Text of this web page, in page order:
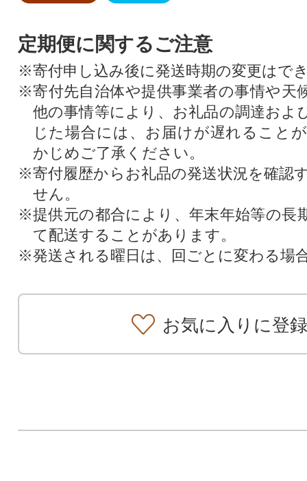
定期便に関するご注意
※寄付申し込み後に発送時期の変更はで
※寄付先自治体や提供事業者の事情や天
他の事情等により、お礼品の調達およ
じた場合には、お届けが遅れること
かじめご了承ください。
※寄付履歴からお礼品の発送状況を確認
せん。
※提供元の都合により、年末年始等の長
て配送することがあります。
※発送される曜日は、回ごとに変わる場
お気に入りに登録